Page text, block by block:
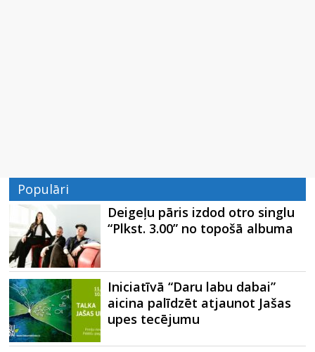
Populāri
Deigeļu pāris izdod otro singlu
“Plkst. 3.00” no topošā albuma
Iniciatīvā “Daru labu dabai”
aicina palīdzēt atjaunot Jašas
upes tecējumu